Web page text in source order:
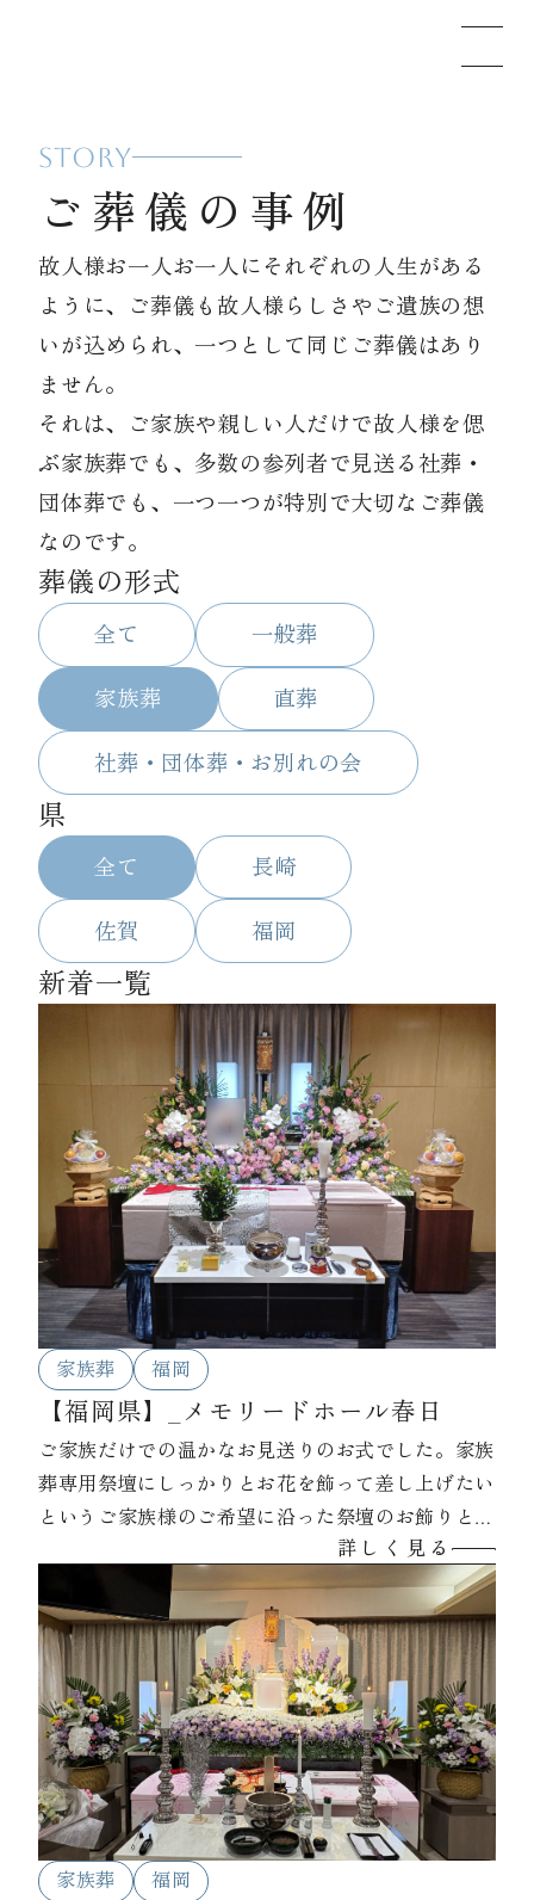
メモリードのお葬式について
葬儀の流れ
事例
施設案内
お知らせ
資料請求
お見積もり
お問合わせ
STORY
ご葬儀の事例
故人様お一人お一人にそれぞれの人生がある
ように、ご葬儀も故人様らしさやご遺族の想
いが込められ、一つとして同じご葬儀はあり
ません。
それは、ご家族や親しい人だけで故人様を偲
ぶ家族葬でも、多数の参列者で見送る社葬・
団体葬でも、一つ一つが特別で大切なご葬儀
なのです。
葬儀の形式
全て 一般葬
家族葬 直葬
社葬・団体葬・お別れの会
県
全て 長崎
佐賀 福岡
新着一覧
家族葬 福岡
【福岡県】_メモリードホール春日
ご家族だけでの温かなお見送りのお式でした。家族
葬専用祭壇にしっかりとお花を飾って差し上げたい
というご家族様のご希望に沿った祭壇のお飾りとな
詳しく見る
家族葬 福岡